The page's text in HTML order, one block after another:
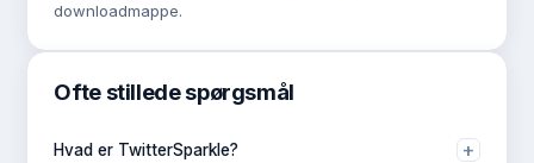
downloadmappe.
Ofte stillede spørgsmål
Hvad er TwitterSparkle? +